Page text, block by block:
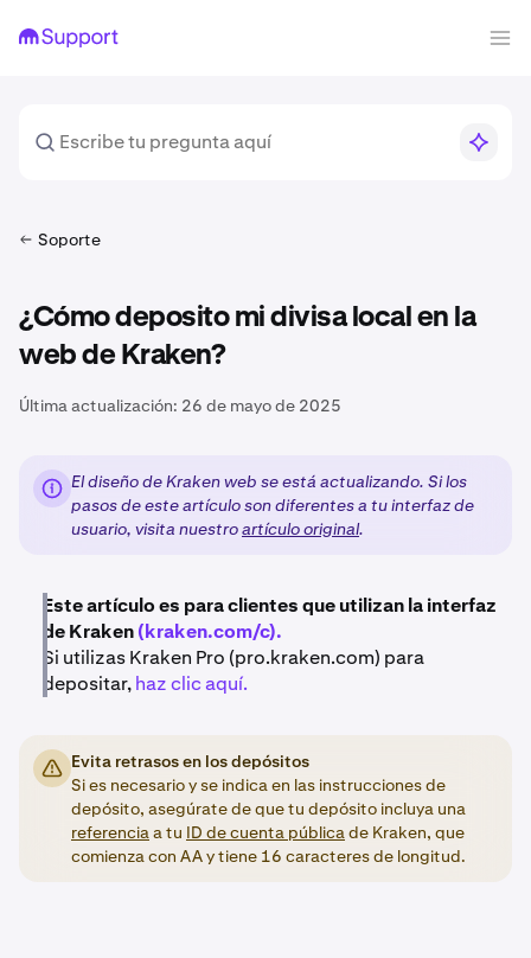
Soporte
¿Cómo deposito mi divisa local en la
web de Kraken?
Última actualización: 26 de mayo de 2025
El diseño de Kraken web se está actualizando. Si los
pasos de este artículo son diferentes a tu interfaz de
usuario, visita nuestroartículo original.
Este artículo es para clientes que utilizan la interfaz
de Kraken(kraken.com/c).
Si utilizas Kraken Pro (pro.kraken.com) para
depositar,haz clic aquí.
Evita retrasos en los depósitos
Si es necesario y se indica en las instrucciones de
depósito, asegúrate de que tu depósito incluya una
referenciaa tu ID de cuenta públicade Kraken, que
comienza con AA y tiene 16 caracteres de longitud.